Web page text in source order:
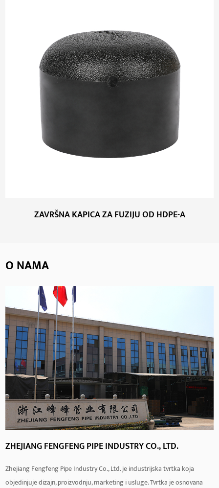
ZAVRŠNA KAPICA ZA FUZIJU OD HDPE-A
O NAMA
ZHEJIANG FENGFENG PIPE INDUSTRY CO., LTD.
Zhejiang Fengfeng Pipe Industry Co., Ltd. je industrijska tvrtka koja
objedinjuje dizajn, proizvodnju, marketing i usluge. Tvrtka je osnovana